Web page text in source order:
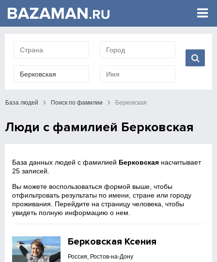
База людей Поиск по фамилии Берковская
Люди с фамилией Берковская
База данных людей с фамилией Берковская насчитывает
25 записей.
Вы можете воспользоваться формой выше, чтобы
отфильтровать результаты по имени, стране или городу
проживания. Перейдите на страницу человека, чтобы
увидеть полную информацию о нем.
Берковская Ксения
Россия, Ростов-на-Дону